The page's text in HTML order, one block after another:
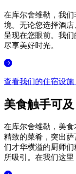
在库尔舍维勒，我
境。无论您选择酒
呈现在您眼前。我
尽享美好时光。
查看我们的住宿设
美食触手可及
在库尔舍维勒，美
精致的菜肴，突出
们才华横溢的厨师
所吸引。在我们这里